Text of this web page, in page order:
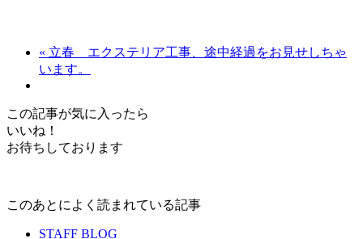
« 立春 エクステリア工事、途中経過をお見せしちゃ
います。
この記事が気に入ったら
いいね！
お待ちしております
このあとによく読まれている記事
STAFF BLOG